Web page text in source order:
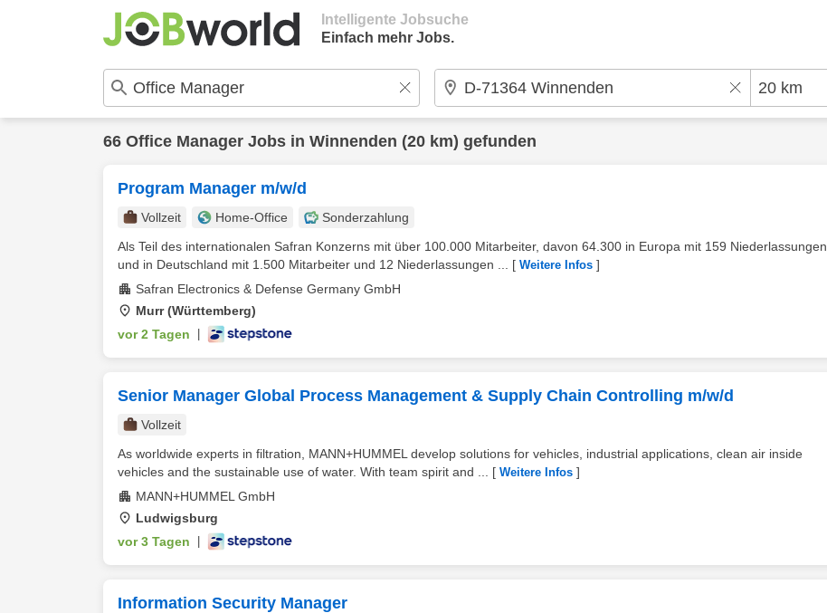
Intelligente Jobsuche
Einfach mehr Jobs.
66 Office Manager Jobs in Winnenden (20 km) gefunden
Program Manager m/w/d
Vollzeit Home-Office
Sonderzahlung
Als Teil des internationalen Safran Konzerns mit über 100.000 Mitarbeiter, davon 64.300 in Europa mit 159 Niederlassungen
und in Deutschland mit 1.500 Mitarbeiter und 12 Niederlassungen ...
[ Weitere Infos ]
Safran Electronics & Defense Germany GmbH
Murr (Württemberg)
vor 2 Tagen
Senior Manager Global Process Management & Supply Chain Controlling m/w/d
Vollzeit
As worldwide experts in filtration, MANN+HUMMEL develop solutions for vehicles, industrial applications, clean air inside
vehicles and the sustainable use of water. With team spirit and ...
[ Weitere Infos ]
MANN+HUMMEL GmbH
Ludwigsburg
vor 3 Tagen
Information Security Manager